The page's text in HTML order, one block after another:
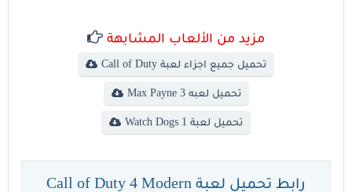
مزيد من الألعاب المشابهة
تحميل جميع اجزاء لعبة Call of Duty
تحميل لعبه Max Payne 3
تحميل لعبة Watch Dogs 1
رابط تحميل لعبة Call of Duty 4 Modern